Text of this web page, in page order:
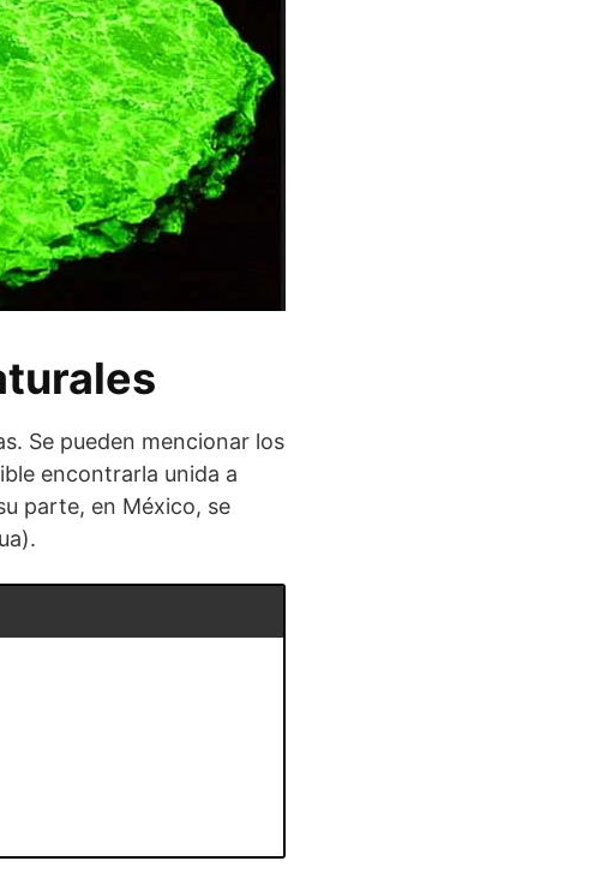
Se pueden mencionar los
encontrarla unida a
parte, en México, se